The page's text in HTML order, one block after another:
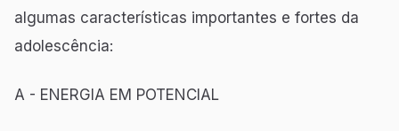
algumas características importantes e fortes da
adolescência:
A - ENERGIA EM POTENCIAL